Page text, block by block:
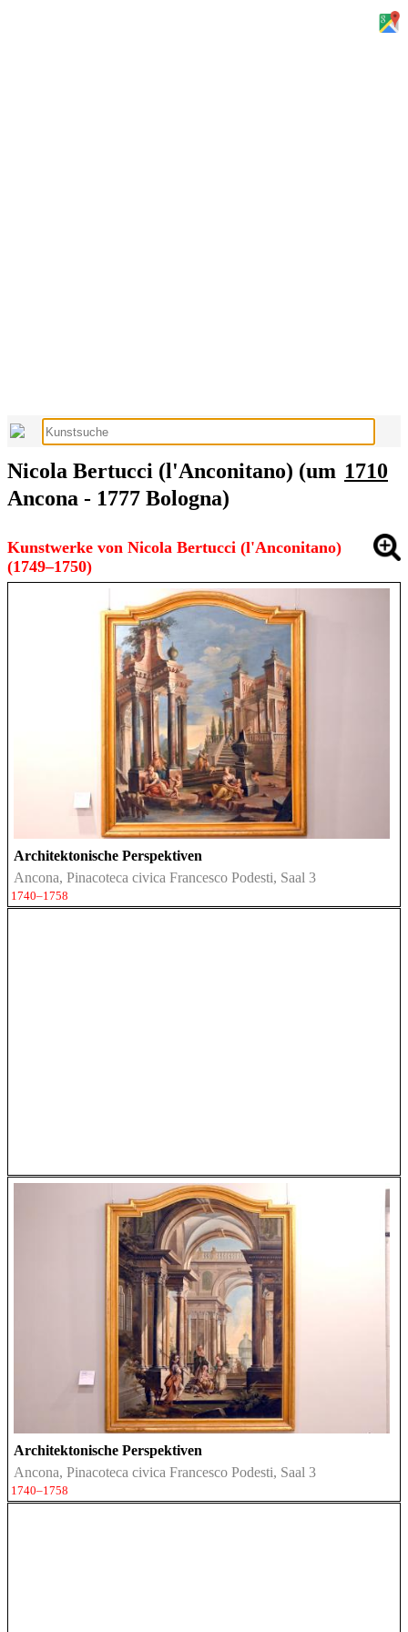
Nicola Bertucci (l'Anconitano) (um 1710
Ancona - 1777 Bologna)
Kunstwerke von Nicola Bertucci (l'Anconitano)
(1749–1750)
Architektonische Perspektiven
Ancona, Pinacoteca civica Francesco Podesti, Saal 3
1740–1758
Architektonische Perspektiven
Ancona, Pinacoteca civica Francesco Podesti, Saal 3
1740–1758